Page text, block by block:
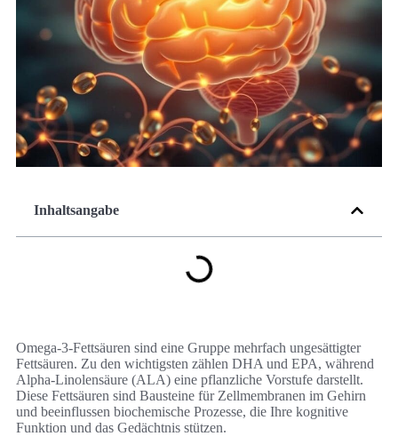
Inhaltsangabe
Omega-3-Fettsäuren sind eine Gruppe mehrfach ungesättigter
Fettsäuren. Zu den wichtigsten zählen DHA und EPA, während
Alpha‑Linolensäure (ALA) eine pflanzliche Vorstufe darstellt.
Diese Fettsäuren sind Bausteine für Zellmembranen im Gehirn
und beeinflussen biochemische Prozesse, die Ihre kognitive
Funktion und das Gedächtnis stützen.